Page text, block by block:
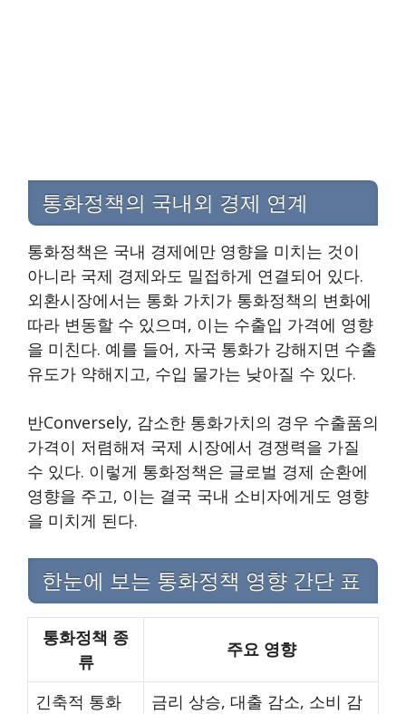
통화정책의 국내외 경제 연계
통화정책은 국내 경제에만 영향을 미치는 것이
아니라 국제 경제와도 밀접하게 연결되어 있다.
외환시장에서는 통화 가치가 통화정책의 변화에
따라 변동할 수 있으며, 이는 수출입 가격에 영향
을 미친다. 예를 들어, 자국 통화가 강해지면 수출
유도가 약해지고, 수입 물가는 낮아질 수 있다.
반Conversely, 감소한 통화가치의 경우 수출품의
가격이 저렴해져 국제 시장에서 경쟁력을 가질
수 있다. 이렇게 통화정책은 글로벌 경제 순환에
영향을 주고, 이는 결국 국내 소비자에게도 영향
을 미치게 된다.
한눈에 보는 통화정책 영향 간단 표
통화정책 종
류
주요 영향
긴축적 통화
금리 상승, 대출 감소, 소비 감